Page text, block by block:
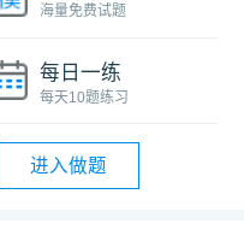
海量免费试题
每日一练
每天10题练习
进入做题